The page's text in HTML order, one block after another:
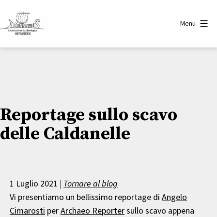
contenuto
Menu
Reportage sullo scavo
delle Caldanelle
1 Luglio 2021 | Tornare al blog
Vi presentiamo un bellissimo reportage di Angelo
Cimarosti perArchaeo Reportersullo scavo appena